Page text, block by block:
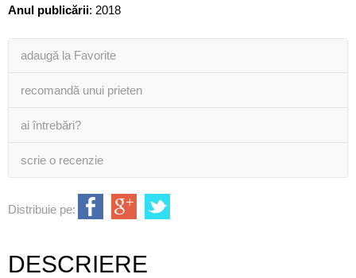
Anul publicării: 2018
adaugă la Favorite
recomandă unui prieten
ai întrebări?
scrie o recenzie
Distribuie pe:
DESCRIERE